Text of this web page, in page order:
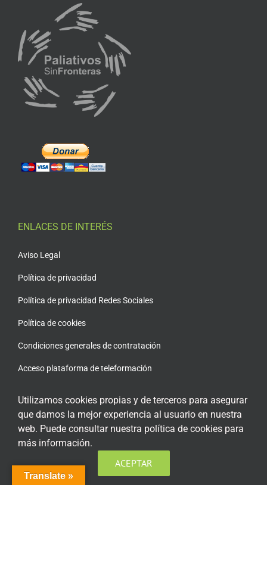
ENLACES DE INTERÉS
Aviso Legal
Política de privacidad
Política de privacidad Redes Sociales
Política de cookies
Condiciones generales de contratación
Acceso plataforma de teleformación
ENCUÉNTRANOS EN LAS REDES SOCIALES
Translate »
Utilizamos cookies propias y de terceros para asegurar
que damos la mejor experiencia al usuario en nuestra
web. Puede consultar nuestra política de cookies para
más información.
ACEPTAR